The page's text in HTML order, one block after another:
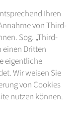
Ihren
von Third-
Sog. „Third-
einen Dritten
eigentliche
Wir weisen Sie
von Cookies
nutzen können.